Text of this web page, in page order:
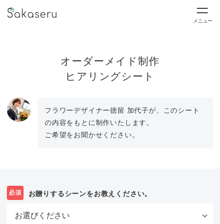
メニュー
オーダーメイド制作
ヒアリングシート
フラワーデザイナー徳留 加代子が、このシート
の内容をもとに制作いたします。
ご希望をお聞かせください。
必須 お贈りするシーンをお教えください。